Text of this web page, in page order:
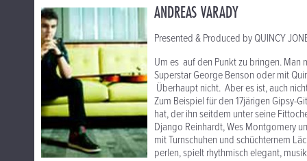
ANDREAS VARADY
Presented & Produced by QUINCY
Um es auf den Punkt zu bringen. Man
Superstar George Benson oder mit
Überhaupt nicht. Aber es ist, auch
Zum Beispiel für den 17järigen Gipsy-
hat, der ihn seitdem unter seine
Django Reinhardt, Wes Montgomery
mit Turnschuhen und schüchternem
perlen, spielt rhythmisch elegant,